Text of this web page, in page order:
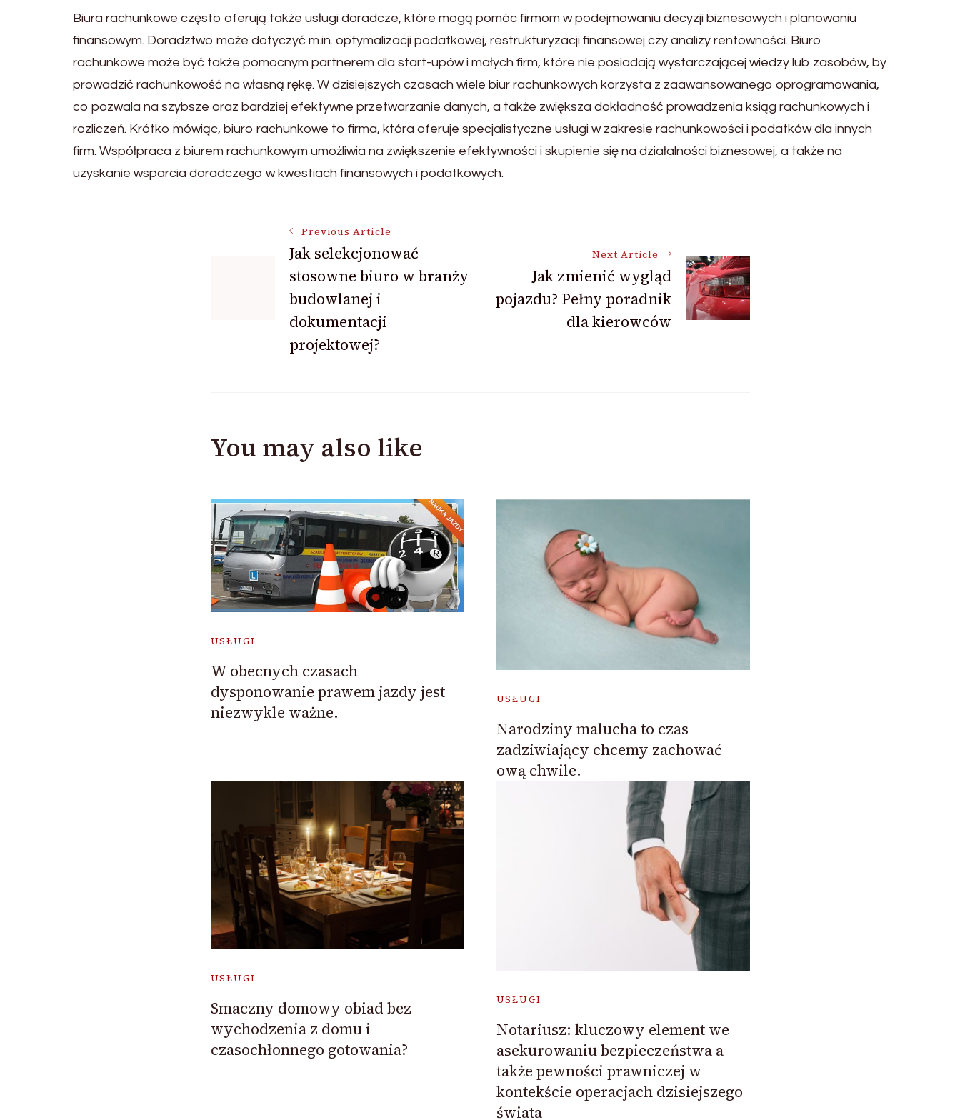
Biura rachunkowe często oferują także usługi doradcze, które mogą pomóc firmom w podejmowaniu decyzji biznesowych i planowaniu
finansowym. Doradztwo może dotyczyć m.in. optymalizacji podatkowej, restrukturyzacji finansowej czy analizy rentowności. Biuro
rachunkowe może być także pomocnym partnerem dla start-upów i małych firm, które nie posiadają wystarczającej wiedzy lub zasobów, by
prowadzić rachunkowość na własną rękę. W dzisiejszych czasach wiele biur rachunkowych korzysta z zaawansowanego oprogramowania,
co pozwala na szybsze oraz bardziej efektywne przetwarzanie danych, a także zwiększa dokładność prowadzenia ksiąg rachunkowych i
rozliczeń. Krótko mówiąc, biuro rachunkowe to firma, która oferuje specjalistyczne usługi w zakresie rachunkowości i podatków dla innych
firm. Współpraca z biurem rachunkowym umożliwia na zwiększenie efektywności i skupienie się na działalności biznesowej, a także na
uzyskanie wsparcia doradczego w kwestiach finansowych i podatkowych.
Navigation
Previous Article
Jak selekcjonować
stosowne biuro w branży
budowlanej i
dokumentacji
projektowej?
Next Article
Jak zmienić wygląd
pojazdu? Pełny poradnik
dla kierowców
You may also like
USŁUGI
W obecnych czasach
dysponowanie prawem jazdy jest
niezwykle ważne.
USŁUGI
Narodziny malucha to czas
zadziwiający chcemy zachować
ową chwile.
USŁUGI
Smaczny domowy obiad bez
wychodzenia z domu i
czasochłonnego gotowania?
USŁUGI
Notariusz: kluczowy element we
asekurowaniu bezpieczeństwa a
także pewności prawniczej w
kontekście operacjach dzisiejszego
świata